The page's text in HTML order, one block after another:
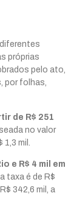
próprias
pelo ato,
por folhas,
de R$ 251
no valor
mil.
e R$ 4 mil em
taxa é de R$
342,6 mil, a